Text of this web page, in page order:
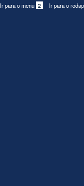
Ir para o menu 2
Ir para o